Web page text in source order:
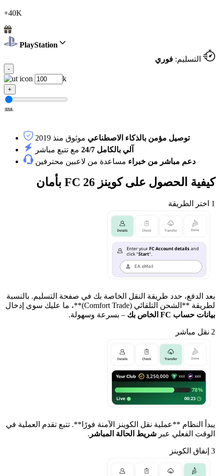
+40K
PlayStation
التسليم: فوري
-
k
+
100k
1M
2M
3M
4M
5M
توصيل مؤمن بالذكاء الاصطناعي موثوق منذ 2019
آلي بالكامل 24/7
مع تتبع مباشر
دعم مباشر من خبراء مساعدة من لاعبين محترفين
كيفية الحصول على كوينز FC 26 بأمان
1 اختر الطريقة
بعد الدفع، حدد طريقة النقل الخاصة بك في صفحة التسليم. بالنسبة
لطريقة **الشحن التلقائي (Comfort Trade)**، ما عليك سوى إدخال
بيانات حساب FC الخاص بك
– بسرعة وسهولة.
2 نقل مباشر
يبدأ النظام **عملية نقل الكوينز الآمنة فورًا**. تتبع تقدم العملية في
الوقت الفعلي عبر شريط الحالة المباشر .
3 إنفاق الكوينز